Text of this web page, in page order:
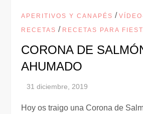
APERITIVOS Y CANAPÉS /
RECETAS / RECETAS PARA
CORONA DE
AHUMADO
Hoy os traigo una Corona de